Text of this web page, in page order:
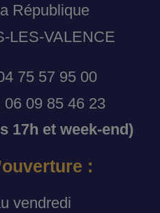
République
LES-VALENCE
75 57 95 00
09 85 46 23
17h et week-end)
:
vendredi